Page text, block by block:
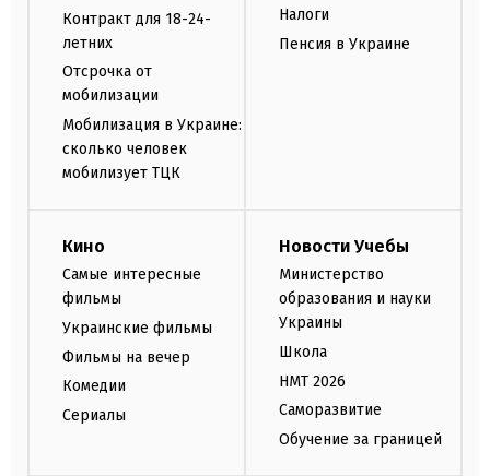
Контракт для 18-24-
летних
Отсрочка от
мобилизации
Мобилизация в Украине:
сколько человек
мобилизует ТЦК
Налоги
Пенсия в Украине
Кино
Самые интересные
фильмы
Украинские фильмы
Фильмы на вечер
Комедии
Сериалы
Новости Учебы
Министерство
образования и науки
Украины
Школа
НМТ 2026
Саморазвитие
Обучение за границей